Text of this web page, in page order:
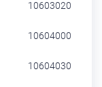
10603020
10604000
10604030